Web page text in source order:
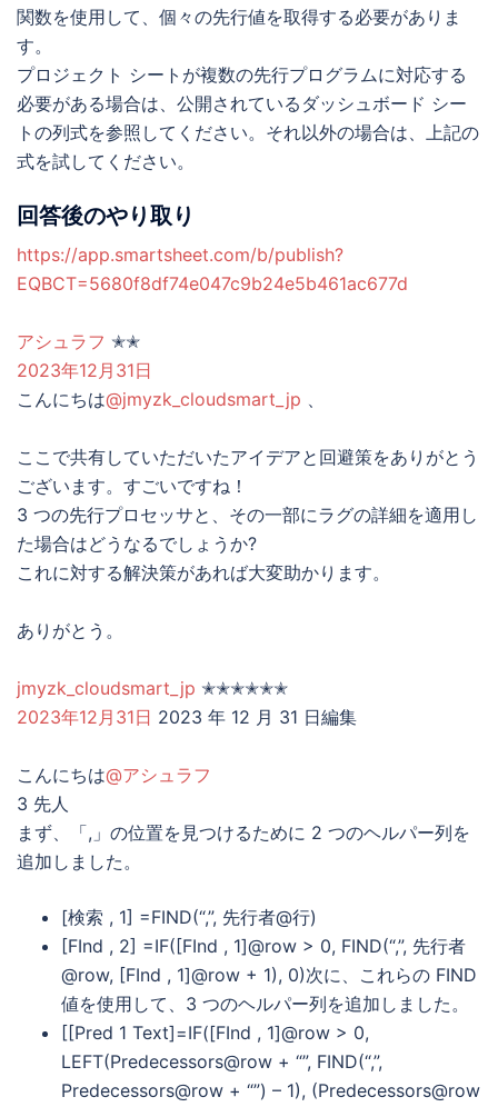
関数を使用して、個々の先行値を取得する必要がありま
す。
プロジェクト シートが複数の先行プログラムに対応する
必要がある場合は、公開されているダッシュボード シー
トの列式を参照してください。それ以外の場合は、上記の
式を試してください。
回答後のやり取り
https://app.smartsheet.com/b/publish?
EQBCT=5680f8df74e047c9b24e5b461ac677d
アシュラフ ✭✭
2023年12月31日
こんにちは@jmyzk_cloudsmart_jp
ここで共有していただいたアイデアと回避策をありがとう
ございます。すごいですね！
3 つの先行プロセッサと、その一部にラグの詳細を適用し
た場合はどうなるでしょうか?
これに対する解決策があれば大変助かります。
ありがとう。
jmyzk_cloudsmart_jp ✭✭✭✭✭✭
2023年12月31日 2023 年 12 月 31 日編集
こんにちは@アシュラフ
3 先人
まず、「,」の位置を見つけるために 2 つのヘルパー列を
追加しました。
[検索 , 1] =FIND(“,”, 先行者@行)
[FInd , 2] =IF([FInd , 1]@row > 0, FIND(“,”, 先行者
@row, [FInd , 1]@row + 1), 0)次に、これらの FIND
値を使用して、3 つのヘルパー列を追加しました。
[[Pred 1 Text]=IF([FInd , 1]@row > 0,
LEFT(Predecessors@row + “”, FIND(“,”,
Predecessors@row + “”) – 1), (Predecessors@row